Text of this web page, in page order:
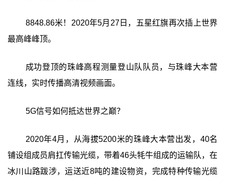
8848.86米！2020年5月27日，五星红旗再次插上世界
最高峰峰顶。
成功登顶的珠峰高程测量登山队队员，与珠峰大本营
连线，实时传播高清视频画面。
5G信号如何抵达世界之巅？
2020年4月，从海拔5200米的珠峰大本营出发，40名
铺设组成员肩扛传输光缆，带着46头牦牛组成的运输队，在
冰川山路跋涉，运送近8吨的建设物资，完成特种传输光缆